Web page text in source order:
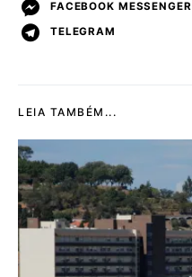
FACEBOOK MESSENGER
TELEGRAM
LEIA TAMBÉM...